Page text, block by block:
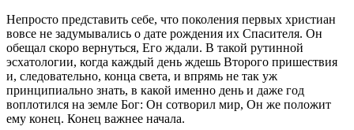
Непросто представить себе, что поколения первых христиан
вовсе не задумывались о дате рождения их Спасителя. Он
обещал скоро вернуться, Его ждали. В такой рутинной
эсхатологии, когда каждый день ждешь Второго пришествия
и, следовательно, конца света, и впрямь не так уж
принципиально знать, в какой именно день и даже год
воплотился на земле Бог: Он сотворил мир, Он же положит
ему конец. Конец важнее начала.